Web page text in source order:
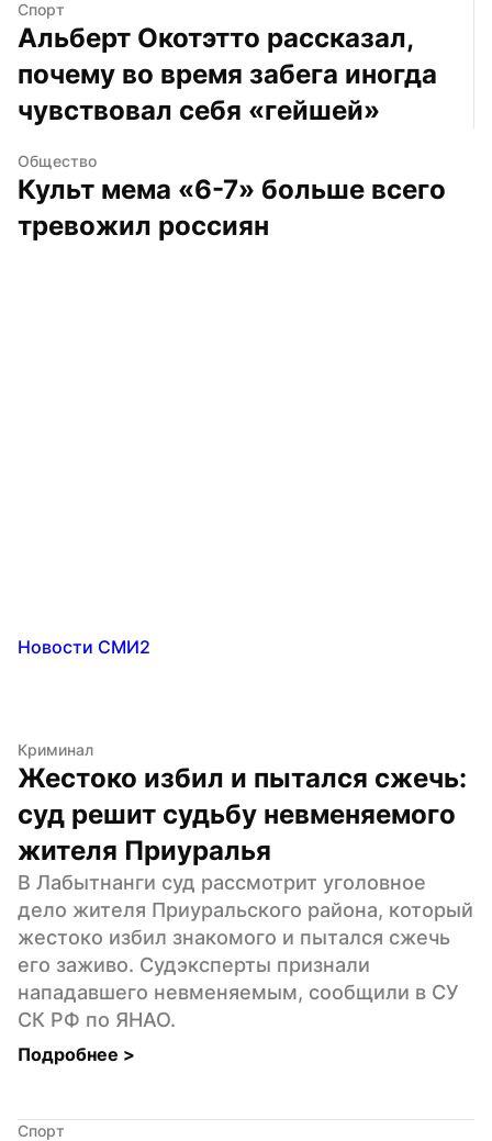
Спорт
Альберт Окотэтто рассказал,
почему во время забега иногда
чувствовал себя «гейшей»
Общество
Культ мема «6-7» больше всего
тревожил россиян
Новости СМИ2
Криминал
Жестоко избил и пытался сжечь:
суд решит судьбу невменяемого
жителя Приуралья
В Лабытнанги суд рассмотрит уголовное
дело жителя Приуральского района, который
жестоко избил знакомого и пытался сжечь
его заживо. Судэксперты признали
нападавшего невменяемым, сообщили в СУ
СК РФ по ЯНАО.
Подробнее >
Спорт